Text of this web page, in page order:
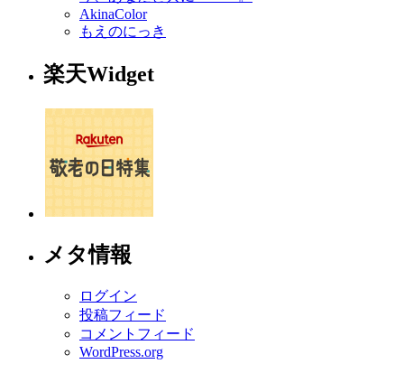
AkinaColor
もえのにっき
楽天Widget
メタ情報
ログイン
投稿フィード
コメントフィード
WordPress.org